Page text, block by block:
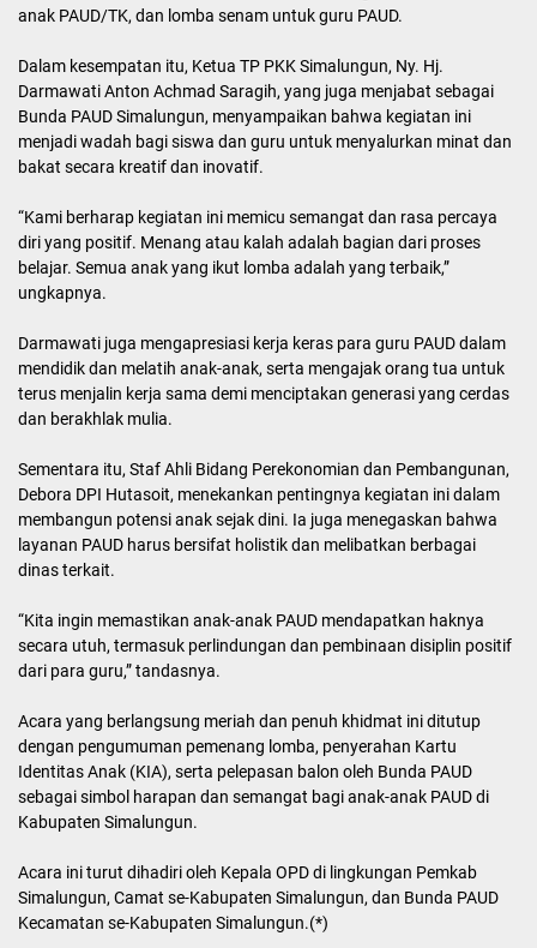
Persatuan (DWP) Simalungun.
Penyelenggaraan lomba ini merupakan hasil kolaborasi antara
Dinas Pendidikan dengan berbagai pemangku kepentingan,
termasuk Dinas Kesehatan, Dinas Kependudukan dan Pencatatan
Sipil, serta Dinas Pemberdayaan Perempuan dan Perlindungan
Anak. Sinergi ini menunjukkan komitmen Pemkab Simalungun
Sekretaris Dinas Pendidikan, Janulingga Damanik, mewakili Plt
Dinas Pendidikan menjelaskan bahwa pendekatan PAUD Holistik
Integratif bertujuan untuk memberikan layanan menyeluruh kepada
dan perlindungan anak melalui sinergi lintas sektor.
“Kita pastikan anak-anak PAUD di Simalungun memiliki dokumen
kependudukan dan terlindungi dari kekerasan. Pencegahan
ujar Janulingga.
Lomba ini mempertandingkan empat kategori, yaitu lomba
mewarnai, fashion show, lomba memakai seragam sekolah untuk
anak PAUD/TK, dan lomba senam untuk guru PAUD.
Dalam kesempatan itu, Ketua TP PKK Simalungun, Ny. Hj.
Darmawati Anton Achmad Saragih, yang juga menjabat sebagai
Bunda PAUD Simalungun, menyampaikan bahwa kegiatan ini
bakat secara kreatif dan inovatif.
“Kami berharap kegiatan ini memicu semangat dan rasa percaya
diri yang positif. Menang atau kalah adalah bagian dari proses
belajar. Semua anak yang ikut lomba adalah yang terbaik,”
Darmawati juga mengapresiasi kerja keras para guru PAUD dalam
mendidik dan melatih anak-anak, serta mengajak orang tua untuk